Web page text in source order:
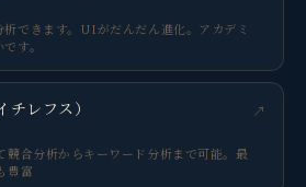
析できます。UIがだんだん進化。アカデミ
す。
レフス）
競合分析からキーワード分析まで可能。最
豊富
↗